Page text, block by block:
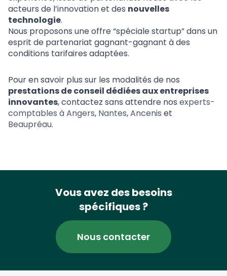
acteurs de l’innovation et des nouvelles
technologie.
Nous proposons une offre “spéciale startup” dans un
esprit de partenariat gagnant-gagnant à des
conditions tarifaires adaptées.
Pour en savoir plus sur les modalités de nos
prestations de conseil dédiées aux entreprises
innovantes, contactez sans attendre nos experts-
comptables à Angers, Nantes,Ancenis et
Beaupréau.
Vous avez des besoins
spécifiques ?
Nous contacter